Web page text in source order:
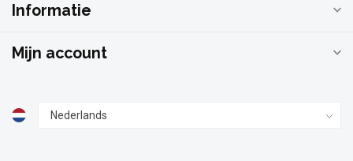
Informatie
Mijn account